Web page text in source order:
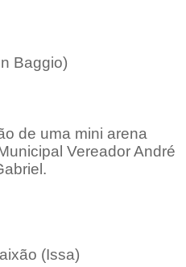
Baggio)
de uma mini arena
Vereador André
(Issa)